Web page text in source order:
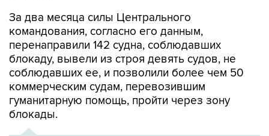
За два месяца силы Центрального
командования, согласно его данным,
перенаправили 142 судна, соблюдавших
блокаду, вывели из строя девять судов, не
соблюдавших ее, и позволили более чем 50
коммерческим судам, перевозившим
гуманитарную помощь, пройти через зону
блокады.